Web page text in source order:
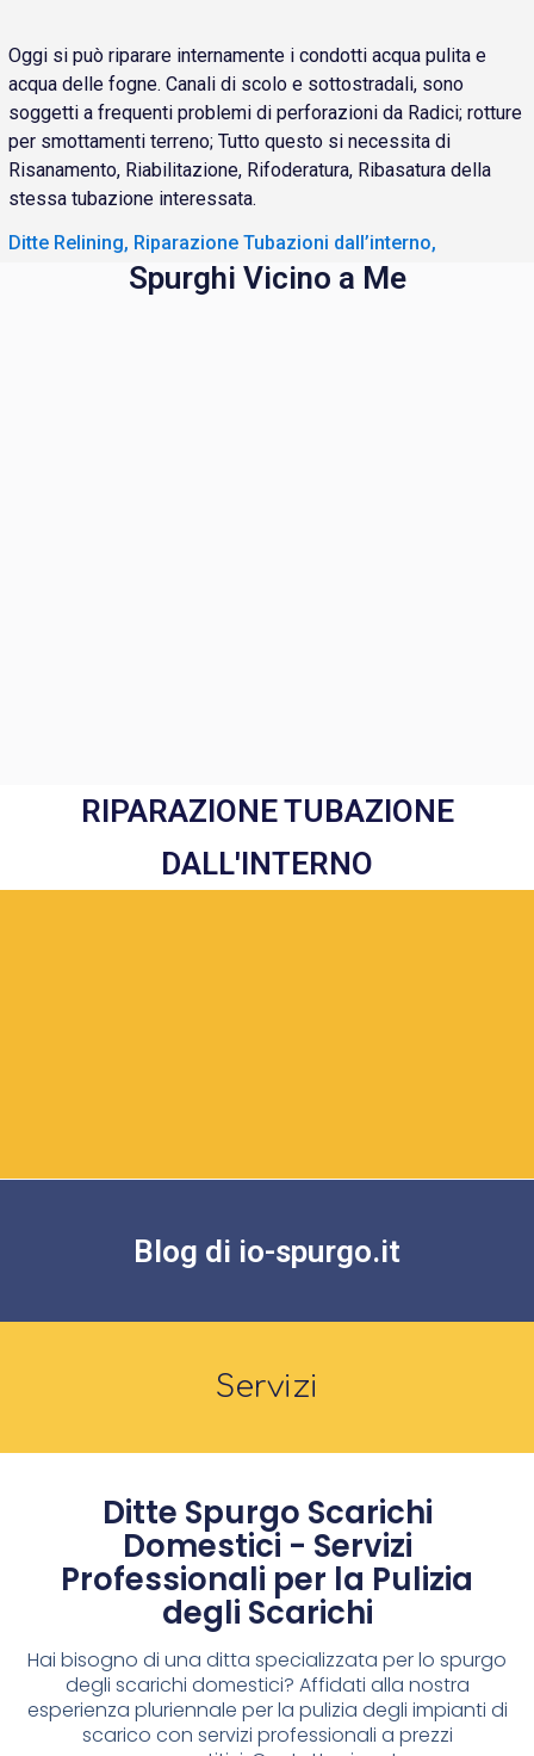
Oggi si può riparare internamente i condotti acqua pulita e
acqua delle fogne. Canali di scolo e sottostradali, sono
soggetti a frequenti problemi di perforazioni da Radici; rotture
per smottamenti terreno; Tutto questo si necessita di
Risanamento, Riabilitazione, Rifoderatura, Ribasatura della
stessa tubazione interessata.
Ditte Relining, Riparazione Tubazioni dall’interno,
Spurghi Vicino a Me
RIPARAZIONE TUBAZIONE
DALL'INTERNO
Blog di io-spurgo.it
Servizi
Ditte Spurgo Scarichi
Domestici - Servizi
Professionali per la Pulizia
degli Scarichi
Hai bisogno di una ditta specializzata per lo spurgo
degli scarichi domestici? Affidati alla nostra
esperienza pluriennale per la pulizia degli impianti di
scarico con servizi professionali a prezzi